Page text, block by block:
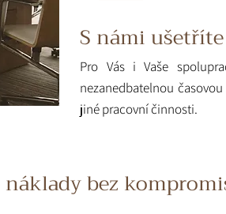
S námi
Pro Vás i Vaše
nezanedbatelnou
jiné pracovní činnosti.
bez